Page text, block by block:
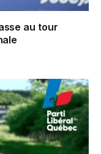
au tour